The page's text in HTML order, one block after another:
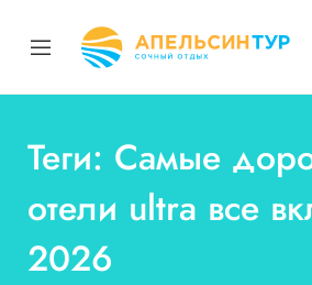
Теги: Самые
отели ultra все
2026